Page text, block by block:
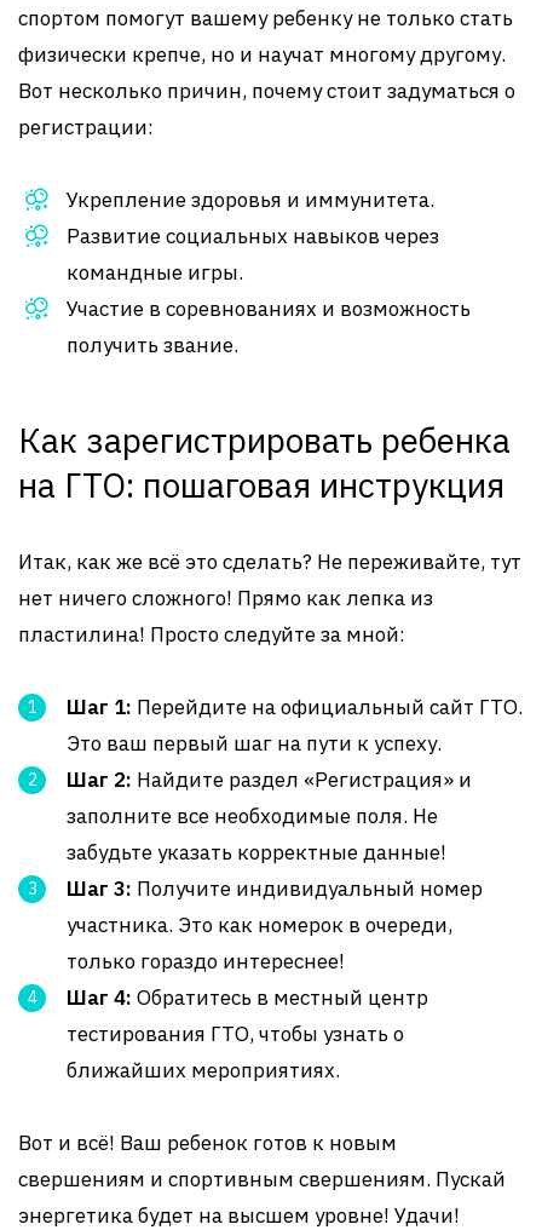
спортом помогут вашему ребенку не только стать
физически крепче, но и научат многому другому.
Вот несколько причин, почему стоит задуматься о
регистрации:
Укрепление здоровья и иммунитета.
Развитие социальных навыков через
командные игры.
Участие в соревнованиях и возможность
получить звание.
Как зарегистрировать ребенка
на ГТО: пошаговая инструкция
Итак, как же всё это сделать? Не переживайте, тут
нет ничего сложного! Прямо как лепка из
пластилина! Просто следуйте за мной:
Шаг 1: Перейдите на официальный сайт ГТО.
Это ваш первый шаг на пути к успеху.
Шаг 2: Найдите раздел «Регистрация» и
заполните все необходимые поля. Не
забудьте указать корректные данные!
Шаг 3: Получите индивидуальный номер
участника. Это как номерок в очереди,
только гораздо интереснее!
Шаг 4: Обратитесь в местный центр
тестирования ГТО, чтобы узнать о
ближайших мероприятиях.
Вот и всё! Ваш ребенок готов к новым
свершениям и спортивным свершениям. Пускай
энергетика будет на высшем уровне! Удачи!